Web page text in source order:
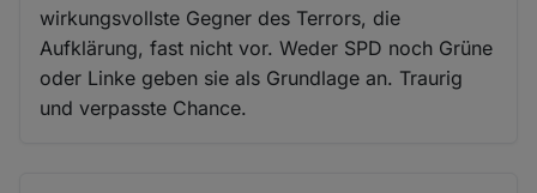
wirkungsvollste Gegner des Terrors, die
Aufklärung, fast nicht vor. Weder SPD noch Grüne
oder Linke geben sie als Grundlage an. Traurig
und verpasste Chance.